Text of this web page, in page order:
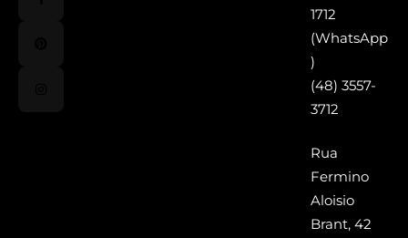
1712
(WhatsApp
)
(48) 3557-
3712
Rua
Fermino
Aloisio
Brant, 42